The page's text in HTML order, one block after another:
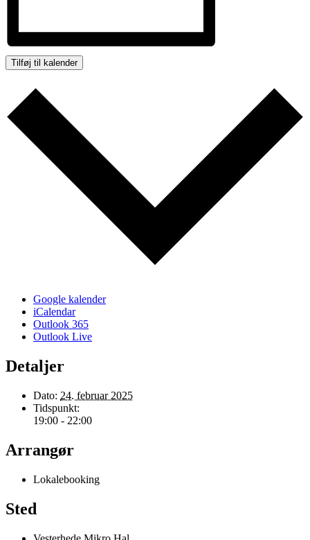
Tilføj til kalender
Google kalender
iCalendar
Outlook 365
Outlook Live
Detaljer
Dato: 24. februar 2025
Tidspunkt:
19:00 - 22:00
Arrangør
Lokalebooking
Sted